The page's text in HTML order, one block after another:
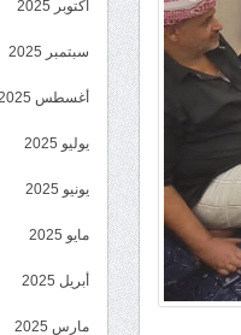
أكتوبر 2025
سبتمبر 2025
أغسطس 2025
يوليو 2025
يونيو 2025
مايو 2025
أبريل 2025
مارس 2025